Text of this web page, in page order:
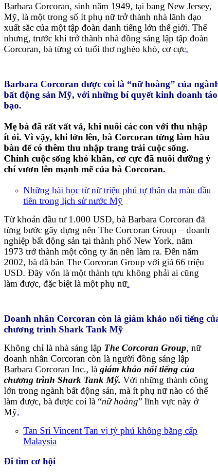
Barbara Corcoran, sinh năm 1949, tại bang New Jersey,
Mỹ, là một trong số ít phụ nữ trở thành nhà lãnh đạo
xuất sắc của một tập đoàn danh tiếng lớn thế giới. Thế
nhưng, trước khi trở thành nhà đồng sáng lập tập đoàn
Corcoran, bà từng có tuổi thơ nghèo khó, cơ cực.
Barbara Corcoran được coi là “nữ hoàng” của
bất động sản Mỹ, với những bí quyết kinh doanh táo
bạo.
Mẹ bà đã rất vất vả, khi nuôi các con với thu nhập
ít ỏi. Vì vậy, khi lớn lên, bà Corcoran từng làm hầu
bàn để có thêm thu nhập trang trải cuộc sống.
Chính cuộc sống khó khăn, cơ cực đã nuôi dưỡng ý
chí vươn lên mạnh mẽ của bà Corcoran.
Những bài học từ nữ triệu phú tự thân da màu đầu
tiên trong lịch sử nước Mỹ
Từ khoản đầu tư 1.000 USD, bà Barbara Corcoran đã
từng bước gây dựng nên The Corcoran Group – doanh
nghiệp bất động sản tại thành phố New York, năm
1973 trở thành một công ty ăn nên làm ra. Đến năm
2002, bà đã bán The Corcoran Group với giá 66 triệu
USD. Đây vốn là một thành tựu không phải ai cũng
làm được, đặc biệt là một phụ nữ.
Doanh nhân Corcoran còn là giám khảo nổi tiếng
chương trình Shark Tank Mỹ
Không chỉ là nhà sáng lập The Corcoran Group, nữ
doanh nhân Corcoran còn là người đồng sáng lập
Barbara Corcoran Inc., là giám khảo nổi tiếng của
chương trình Shark Tank Mỹ. Với những thành công
lớn trong ngành bất động sản, mà ít phụ nữ nào có thể
làm được, bà được coi là “nữ hoàng” lĩnh vực này ở
Mỹ.
Tan Sri Vincent Tan vị tỷ phú không bằng cấp
Malaysia
Đi tìm cơ hội